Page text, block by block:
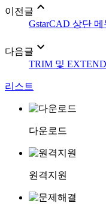
이전글 expand_less
GstarCAD 상단
다음글 expand_more
TRIM 및
리스트
다운로드
원격지원